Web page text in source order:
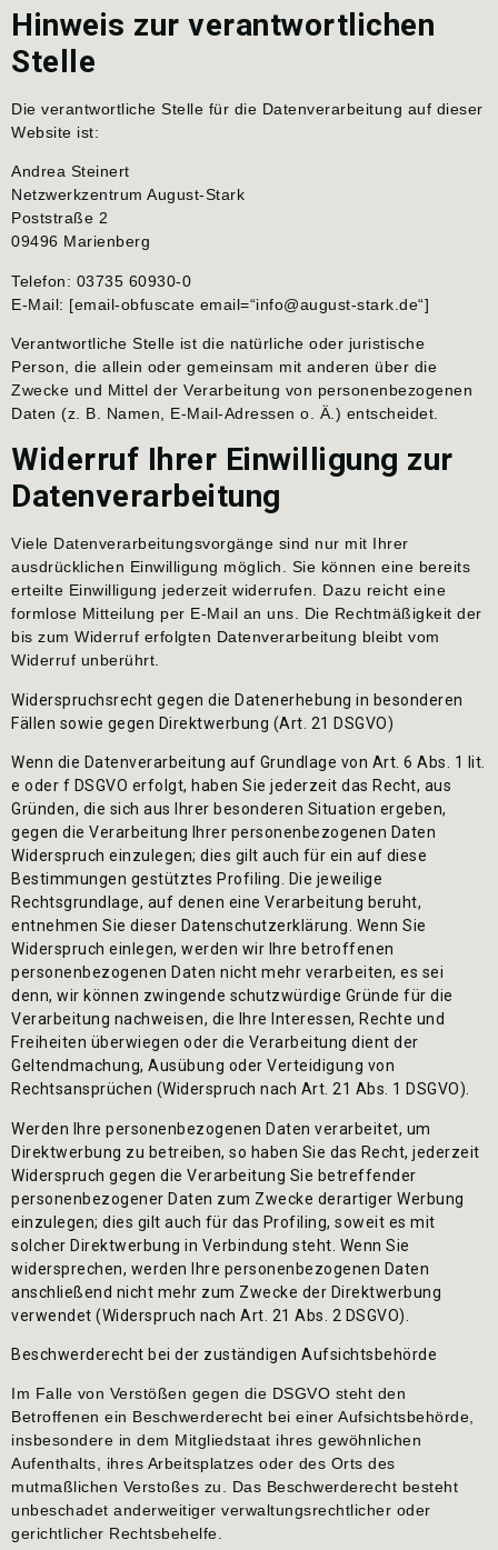
Hinweis zur verantwortlichen
Stelle
Die verantwortliche Stelle für die Datenverarbeitung auf dieser
Website ist:
Andrea Steinert
Netzwerkzentrum August-Stark
Poststraße 2
09496 Marienberg
Telefon: 03735 60930-0
E-Mail: [email-obfuscate email=“info@august-stark.de“]
Verantwortliche Stelle ist die natürliche oder juristische
Person, die allein oder gemeinsam mit anderen über die
Zwecke und Mittel der Verarbeitung von personenbezogenen
Daten (z. B. Namen, E-Mail-Adressen o. Ä.) entscheidet.
Widerruf Ihrer Einwilligung zur
Datenverarbeitung
Viele Datenverarbeitungsvorgänge sind nur mit Ihrer
ausdrücklichen Einwilligung möglich. Sie können eine bereits
erteilte Einwilligung jederzeit widerrufen. Dazu reicht eine
formlose Mitteilung per E-Mail an uns. Die Rechtmäßigkeit der
bis zum Widerruf erfolgten Datenverarbeitung bleibt vom
Widerruf unberührt.
Widerspruchsrecht gegen die Datenerhebung in besonderen
Fällen sowie gegen Direktwerbung (Art. 21 DSGVO)
Wenn die Datenverarbeitung auf Grundlage von Art. 6 Abs. 1 lit.
e oder f DSGVO erfolgt, haben Sie jederzeit das Recht, aus
Gründen, die sich aus Ihrer besonderen Situation ergeben,
gegen die Verarbeitung Ihrer personenbezogenen Daten
Widerspruch einzulegen; dies gilt auch für ein auf diese
Bestimmungen gestütztes Profiling. Die jeweilige
Rechtsgrundlage, auf denen eine Verarbeitung beruht,
entnehmen Sie dieser Datenschutzerklärung. Wenn Sie
Widerspruch einlegen, werden wir Ihre betroffenen
personenbezogenen Daten nicht mehr verarbeiten, es sei
denn, wir können zwingende schutzwürdige Gründe für die
Verarbeitung nachweisen, die Ihre Interessen, Rechte und
Freiheiten überwiegen oder die Verarbeitung dient der
Geltendmachung, Ausübung oder Verteidigung von
Rechtsansprüchen (Widerspruch nach Art. 21 Abs. 1 DSGVO).
Werden Ihre personenbezogenen Daten verarbeitet, um
Direktwerbung zu betreiben, so haben Sie das Recht, jederzeit
Widerspruch gegen die Verarbeitung Sie betreffender
personenbezogener Daten zum Zwecke derartiger Werbung
einzulegen; dies gilt auch für das Profiling, soweit es mit
solcher Direktwerbung in Verbindung steht. Wenn Sie
widersprechen, werden Ihre personenbezogenen Daten
anschließend nicht mehr zum Zwecke der Direktwerbung
verwendet (Widerspruch nach Art. 21 Abs. 2 DSGVO).
Beschwerderecht bei der zuständigen Aufsichtsbehörde
Im Falle von Verstößen gegen die DSGVO steht den
Betroffenen ein Beschwerderecht bei einer Aufsichtsbehörde,
insbesondere in dem Mitgliedstaat ihres gewöhnlichen
Aufenthalts, ihres Arbeitsplatzes oder des Orts des
mutmaßlichen Verstoßes zu. Das Beschwerderecht besteht
unbeschadet anderweitiger verwaltungsrechtlicher oder
gerichtlicher Rechtsbehelfe.